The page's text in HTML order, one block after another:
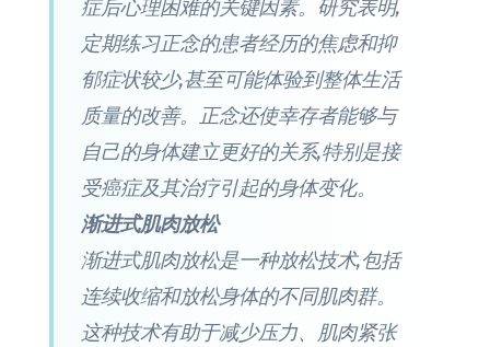
症后心理困难的关键因素。研究表明,
定期练习正念的患者经历的焦虑和抑
郁症状较少,甚至可能体验到整体生活
质量的改善。正念还使幸存者能够与
自己的身体建立更好的关系,特别是接
受癌症及其治疗引起的身体变化。
渐进式肌肉放松
渐进式肌肉放松是一种放松技术,包括
连续收缩和放松身体的不同肌肉群。
这种技术有助于减少压力、肌肉紧张